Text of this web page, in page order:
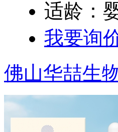
适龄：
我要询
佛山华喆生